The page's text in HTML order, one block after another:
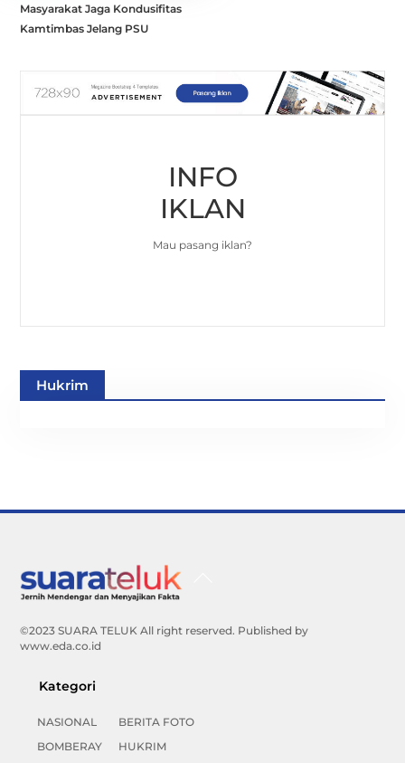
Masyarakat Jaga Kondusifitas
Kamtimbas Jelang PSU
INFO
IKLAN
Mau pasang iklan?
Hukrim
©2023 SUARA TELUK All right reserved. Published by
www.eda.co.id
Kategori
NASIONAL
BOMBERAY
BERITA FOTO
HUKRIM